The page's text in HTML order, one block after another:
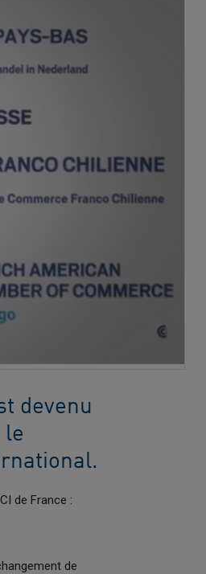
devenu
le
de France :
de